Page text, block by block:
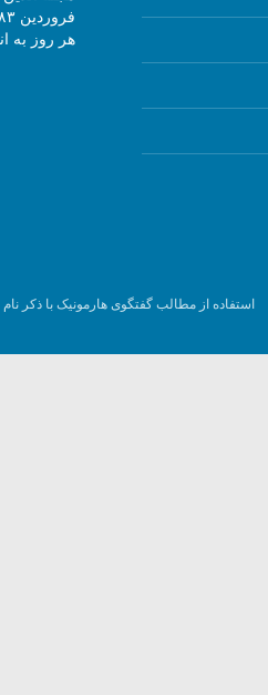
هر روز به
استفاده از مطالب گفتگوی هارمونیک با ذکر